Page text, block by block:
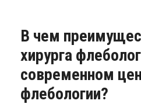
В чем
хирурга
современном
флебологии?